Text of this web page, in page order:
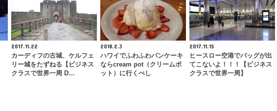
2017.11.22
カーディフの古城、ケルフェ
リー城をたずねる【ビジネス
クラスで世界一周 D…
2018.2.3
ハワイでふわふわパンケーキ
ならcream pot（クリームポ
ット）に行くべし
2017.11.15
ヒースロー空港でバッグが出
てこないよ！！！【ビジネス
クラスで世界一周】